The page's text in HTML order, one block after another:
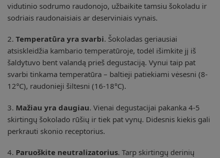
vidutinio sodrumo raudonojo, užbaikite tamsiu šokoladu ir
sodriais raudonaisiais ar deserviniais vynais.
2. Temperatūra yra svarbi. Šokoladas geriausiai
atsiskleidžia kambario temperatūroje, todėl išimkite jį iš
šaldytuvo bent valandą prieš degustaciją. Vynui taip pat
svarbi tinkama temperatūra – baltieji patiekiami vėsesni (8-
12°C), raudonieji šiltesni (16-18°C).
3. Mažiau yra daugiau. Vienai degustacijai pakanka 4-5
skirtingų šokolado rūšių ir tiek pat vynų. Didesnis kiekis gali
perkrauti skonio receptorius.
4. Paruoškite neutralizatorius. Tarp skirtingų derinių